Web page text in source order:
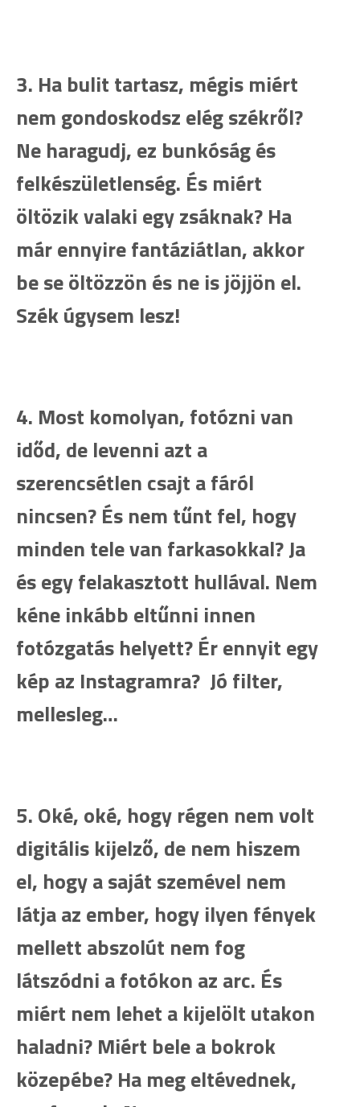
3. Ha bulit tartasz, mégis miért
nem gondoskodsz elég székről?
Ne haragudj, ez bunkóság és
felkészületlenség. És miért
öltözik valaki egy zsáknak? Ha
már ennyire fantáziátlan, akkor
be se öltözzön és ne is jöjjön el.
Szék úgysem lesz!
4. Most komolyan, fotózni van
időd, de levenni azt a
szerencsétlen csajt a fáról
nincsen? És nem tűnt fel, hogy
minden tele van farkasokkal? Ja
és egy felakasztott hullával. Nem
kéne inkább eltűnni innen
fotózgatás helyett? Ér ennyit egy
kép az Instagramra? Jó filter,
mellesleg…
5. Oké, oké, hogy régen nem volt
digitális kijelző, de nem hiszem
el, hogy a saját szemével nem
látja az ember, hogy ilyen fények
mellett abszolút nem fog
látszódni a fotókon az arc. És
miért nem lehet a kijelölt utakon
haladni? Miért bele a bokrok
közepébe? Ha meg eltévednek,